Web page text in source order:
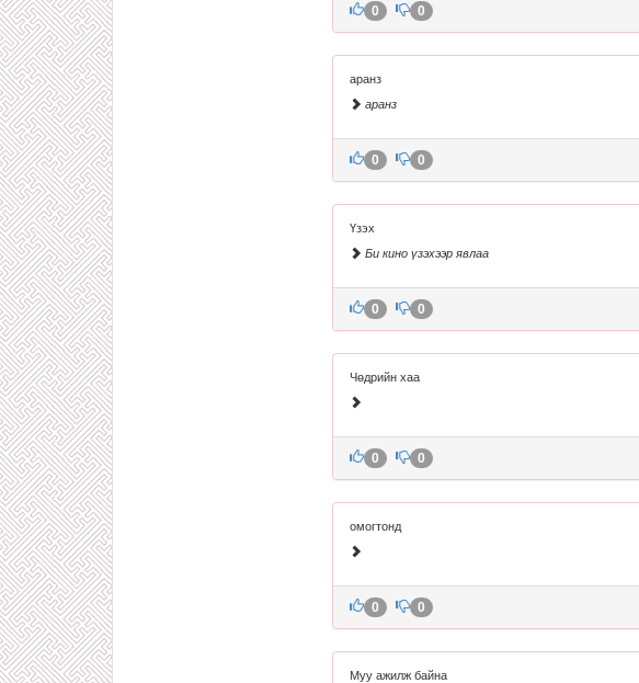
0 0
аранз
аранз
0 0
Үзэх
Би кино үзэхээр явлаа
0 0
Чөдрийн хаа
0 0
омогтонд
0 0
Муу ажилж байна